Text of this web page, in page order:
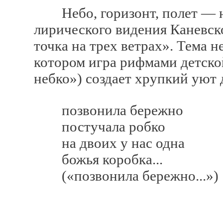
Небо, горизонт, полет —
лирического видения
точка на трех ветрах». Тема
котором игра рифмами
небко») создает хрупкий
позвонила бережно
постучала робко
на двоих у нас одна
божья коробка...
(«позвонила бережно...»)